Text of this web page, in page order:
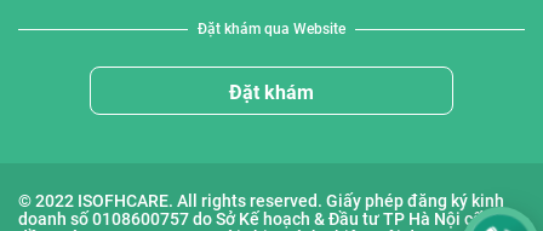
Đặt khám qua Website
Đặt khám
© 2022 ISOFHCARE. All rights reserved. Giấy phép đăng ký kinh
doanh số 0108600757 do Sở Kế hoạch & Đầu tư TP Hà Nội cấp lần